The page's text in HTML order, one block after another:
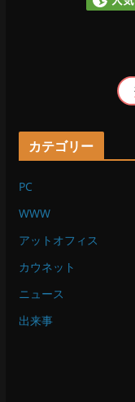
カテゴリー
PC
WWW
アットオフィス
カウネット
ニュース
出来事